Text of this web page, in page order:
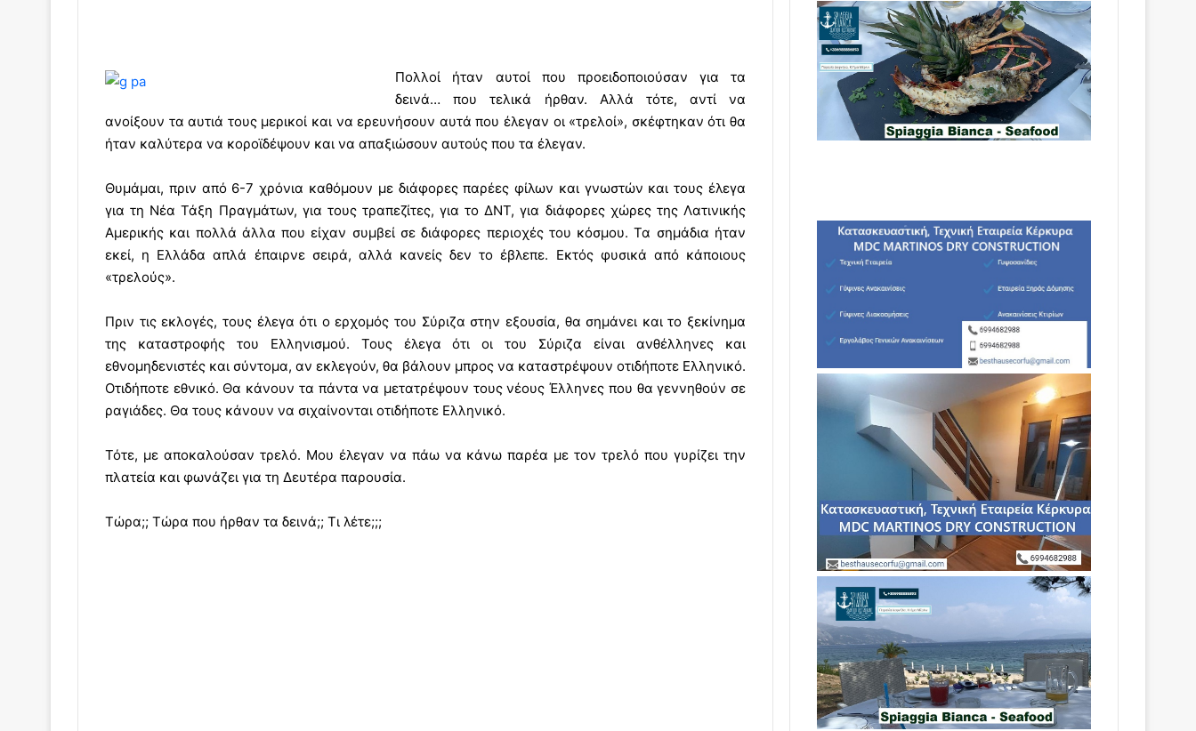
Πολλοί ήταν αυτοί που προειδοποιούσαν για τα
δεινά… που τελικά ήρθαν. Αλλά τότε, αντί να
ανοίξουν τα αυτιά τους μερικοί και να ερευνήσουν αυτά που έλεγαν οι «τρελοί», σκέφτηκαν ότι θα
ήταν καλύτερα να κοροϊδέψουν και να απαξιώσουν αυτούς που τα έλεγαν.
Θυμάμαι, πριν από 6-7 χρόνια καθόμουν με διάφορες παρέες φίλων και γνωστών και τους έλεγα
για τη Νέα Τάξη Πραγμάτων, για τους τραπεζίτες, για το ΔΝΤ, για διάφορες χώρες της Λατινικής
Αμερικής και πολλά άλλα που είχαν συμβεί σε διάφορες περιοχές του κόσμου. Τα σημάδια ήταν
εκεί, η Ελλάδα απλά έπαιρνε σειρά, αλλά κανείς δεν το έβλεπε. Εκτός φυσικά από κάποιους
«τρελούς».
Πριν τις εκλογές, τους έλεγα ότι ο ερχομός του Σύριζα στην εξουσία, θα σημάνει και το ξεκίνημα
της καταστροφής του Ελληνισμού. Τους έλεγα ότι οι του Σύριζα είναι ανθέλληνες και
εθνομηδενιστές και σύντομα, αν εκλεγούν, θα βάλουν μπρος να καταστρέψουν οτιδήποτε Ελληνικό.
Οτιδήποτε εθνικό. Θα κάνουν τα πάντα να μετατρέψουν τους νέους Έλληνες που θα γεννηθούν σε
ραγιάδες. Θα τους κάνουν να σιχαίνονται οτιδήποτε Ελληνικό.
Τότε, με αποκαλούσαν τρελό. Μου έλεγαν να πάω να κάνω παρέα με τον τρελό που γυρίζει την
πλατεία και φωνάζει για τη Δευτέρα παρουσία.
Τώρα;; Τώρα που ήρθαν τα δεινά;; Τι λέτε;;;